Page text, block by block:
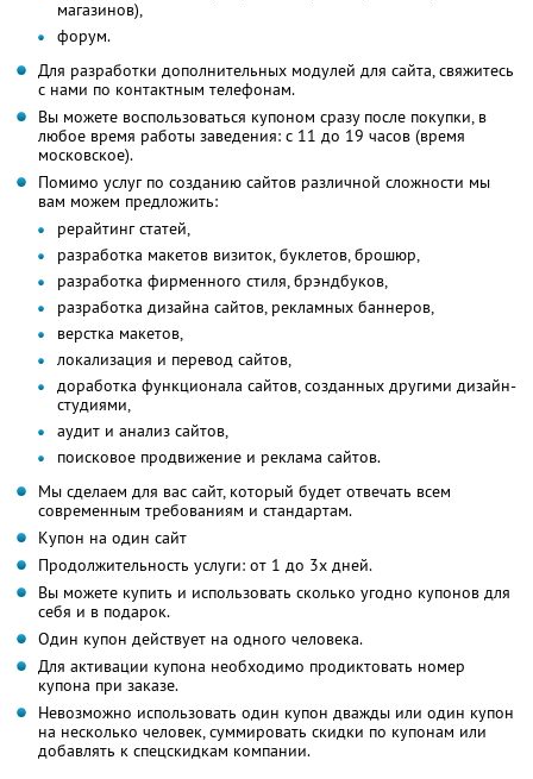
магазинов),
форум.
Для разработки дополнительных модулей для сайта, свяжитесь
с нами по контактным телефонам.
Вы можете воспользоваться купоном сразу после покупки, в
любое время работы заведения: с 11 до 19 часов (время
московское).
Помимо услуг по созданию сайтов различной сложности мы
вам можем предложить:
рерайтинг статей,
разработка макетов визиток, буклетов, брошюр,
разработка фирменного стиля, брэндбуков,
разработка дизайна сайтов, рекламных баннеров,
верстка макетов,
локализация и перевод сайтов,
доработка функционала сайтов, созданных другими дизайн-
студиями,
аудит и анализ сайтов,
поисковое продвижение и реклама сайтов.
Мы сделаем для вас сайт, который будет отвечать всем
современным требованиям и стандартам.
Купон на один сайт
Продолжительность услуги: от 1 до 3х дней.
Вы можете купить и использовать сколько угодно купонов для
себя и в подарок.
Один купон действует на одного человека.
Для активации купона необходимо продиктовать номер
купона при заказе.
Невозможно использовать один купон дважды или один купон
на несколько человек, суммировать скидки по купонам или
добавлять к спецскидкам компании.